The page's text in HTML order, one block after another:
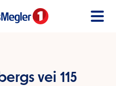
vei 115